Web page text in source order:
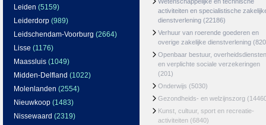
Leiden (5159)
Leiderdorp (989)
Leidschendam-Voorburg (2664)
Lisse (1176)
Maassluis (1049)
Midden-Delfland (1022)
Molenlanden (2554)
Nieuwkoop (1483)
Nissewaard (2319)
activiteiten en specialistische
dienstverlening (22186)
Verhuur van roerende goederen en
overige zakelijke dienstverlening
Openbaar bestuur, overheidsdiensten
en verplichte sociale verzekeringen
(201)
Onderwijs (5030)
Gezondheids- en welzijnszorg
Kunst, cultuur, sport en recreatie-
activiteiten (6840)